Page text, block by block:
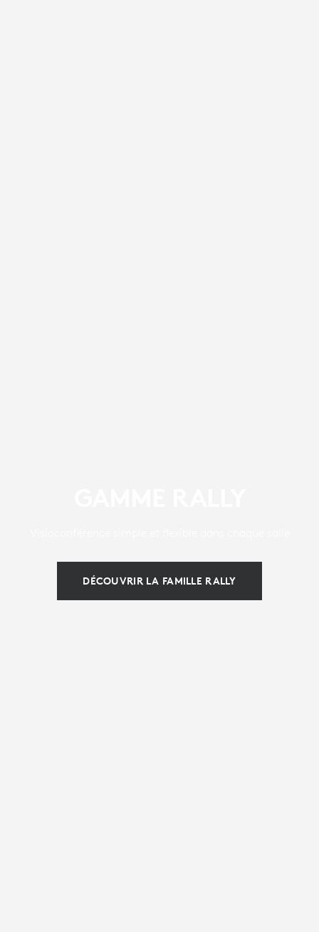
DÉCOUVRIR LA FAMILLE RALLY